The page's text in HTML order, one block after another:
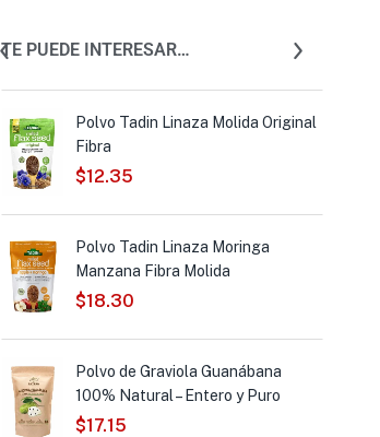
TE PUEDE INTERESAR…
Polvo Tadin Linaza Molida Original
Fibra
$12.35
Polvo Tadin Linaza Moringa
Manzana Fibra Molida
$18.30
Polvo de Graviola Guanábana
100% Natural – Entero y Puro
$17.15